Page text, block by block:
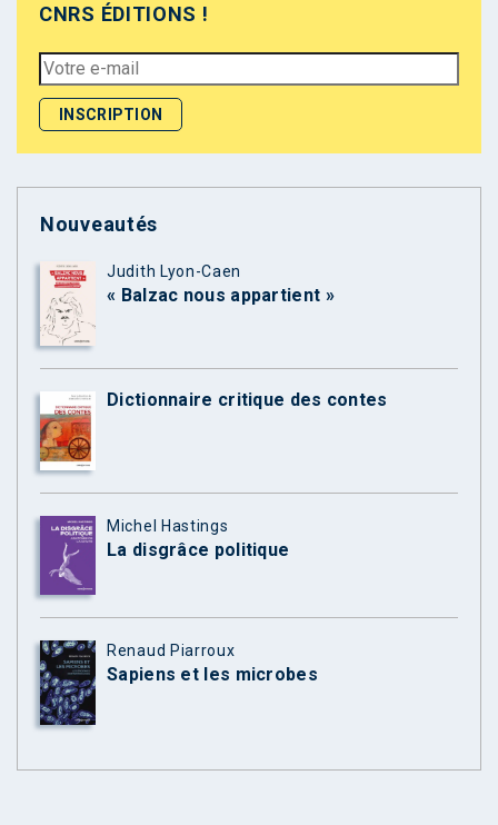
CNRS ÉDITIONS !
Nouveautés
Judith Lyon-Caen
« Balzac nous appartient »
Dictionnaire critique des contes
Michel Hastings
La disgrâce politique
Renaud Piarroux
Sapiens et les microbes